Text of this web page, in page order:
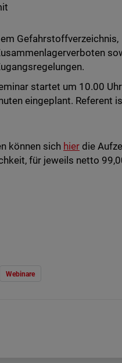
Gefahrstoffverzeichnis,
startet um 10.00
eingeplant. Referent
können sich hier die
für jeweils netto
Webinare